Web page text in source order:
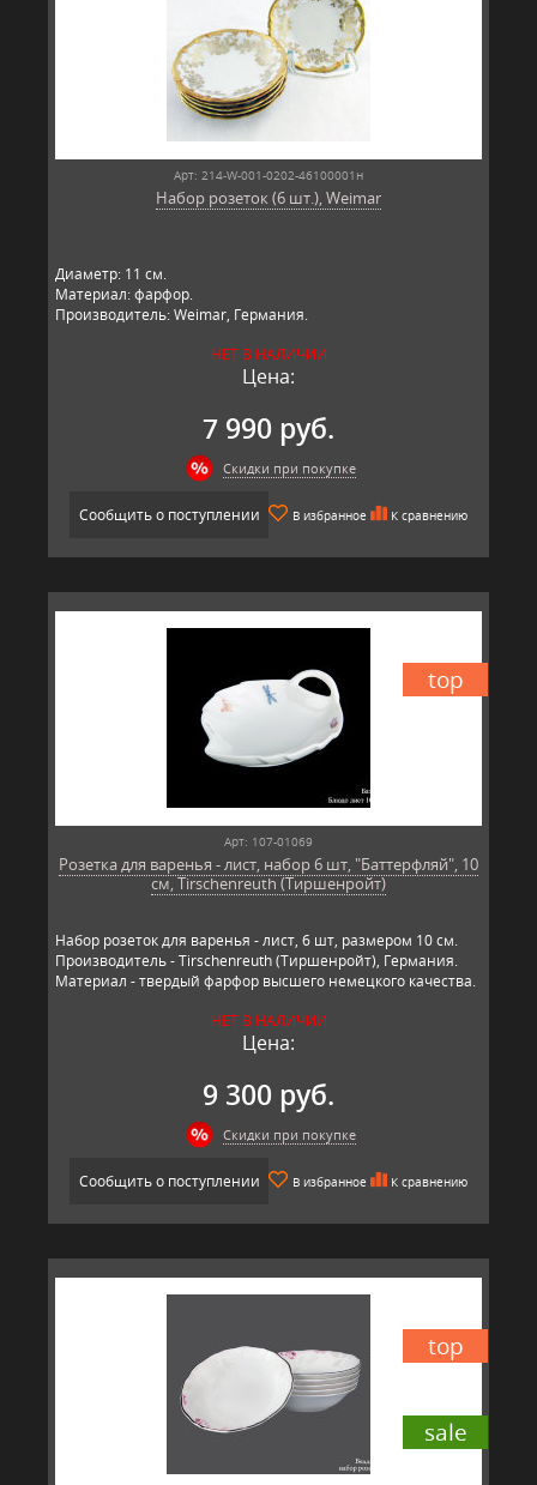
Арт: 214-W-001-0202-46100001н
Набор розеток (6 шт.), Weimar
Диаметр: 11 см.
Материал: фарфор.
Производитель: Weimar, Германия.
НЕТ В НАЛИЧИИ
Цена:
7 990 руб.
Скидки при покупке
Сообщить о поступлении В избранное К сравнению
top
Арт: 107-01069
Розетка для варенья - лист, набор 6 шт, "Баттерфляй", 10
см, Tirschenreuth (Тиршенройт)
Набор розеток для варенья - лист, 6 шт, размером 10 см.
Производитель - Tirschenreuth (Тиршенройт), Германия.
Материал - твердый фарфор высшего немецкого качества.
НЕТ В НАЛИЧИИ
Цена:
9 300 руб.
Скидки при покупке
Сообщить о поступлении В избранное К сравнению
sale
top